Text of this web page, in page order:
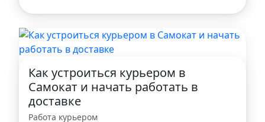
Как устроиться курьером в
Самокат и начать работать в
доставке
Работа курьером